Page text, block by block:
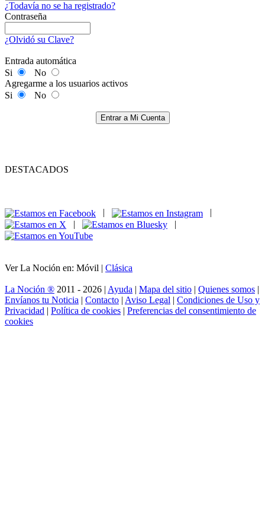
¿Todavía no se ha registrado?
Contraseña
¿Olvidó su Clave?
Entrada automática
Si
No
Agregarme a los usuarios activos
Si
No
Entrar a Mi Cuenta
DESTACADOS
|
|
Ver La Noción en: Móvil | Clásica
La Noción ® 2011 - 2026 | Ayuda | Mapa del sitio | Quienes somos |
Envíanos tu Noticia | Contacto | Aviso Legal | Condiciones de Uso y
Privacidad | Política de cookies | Preferencias del consentimiento de
cookies